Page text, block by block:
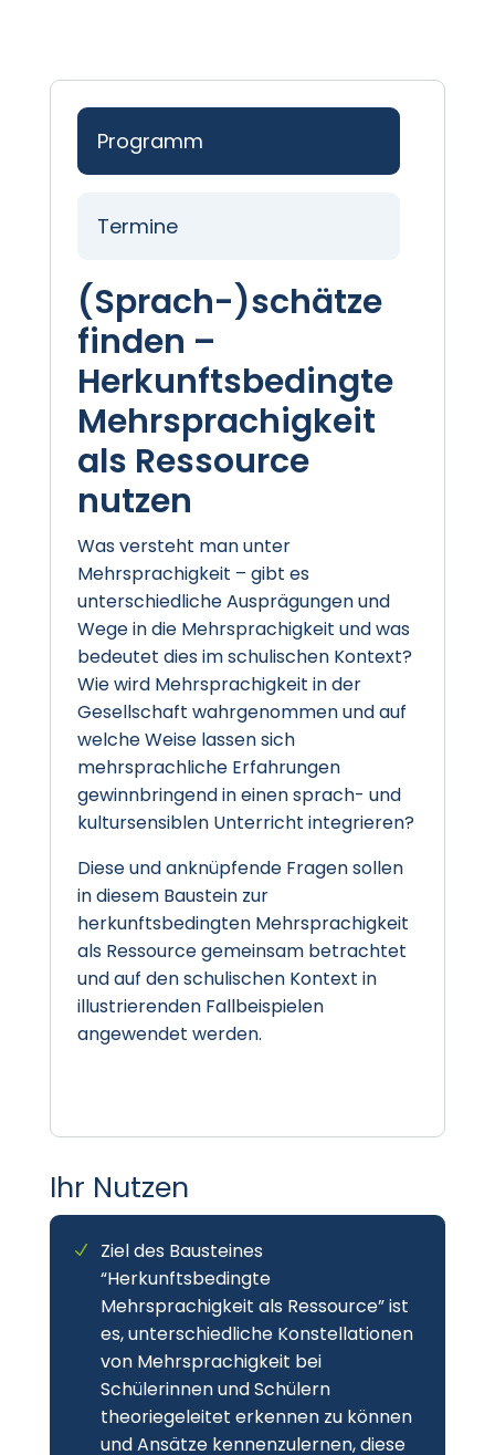
Menge
Programm
Termine
(Sprach-)schätze
finden –
Herkunftsbedingte
Mehrsprachigkeit
als Ressource
nutzen
Was versteht man unter
Mehrsprachigkeit – gibt es
unterschiedliche Ausprägungen und
Wege in die Mehrsprachigkeit und was
bedeutet dies im schulischen Kontext?
Wie wird Mehrsprachigkeit in der
Gesellschaft wahrgenommen und auf
welche Weise lassen sich
mehrsprachliche Erfahrungen
gewinnbringend in einen sprach- und
kultursensiblen Unterricht integrieren?
Diese und anknüpfende Fragen sollen
in diesem Baustein zur
herkunftsbedingten Mehrsprachigkeit
als Ressource gemeinsam betrachtet
und auf den schulischen Kontext in
illustrierenden Fallbeispielen
angewendet werden.
Ihr Nutzen
Ziel des Bausteines
“Herkunftsbedingte
Mehrsprachigkeit als Ressource” ist
es, unterschiedliche Konstellationen
von Mehrsprachigkeit bei
Schülerinnen und Schülern
theoriegeleitet erkennen zu können
und Ansätze kennenzulernen, diese